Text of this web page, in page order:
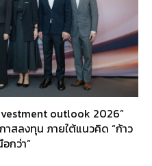
outlook 2026”
สลงทุน ภายใต้แนวคิด “ก้าว
กว่า”